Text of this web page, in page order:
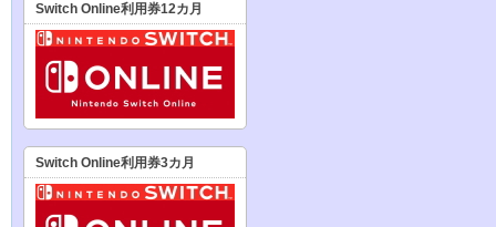
Switch Online利用券12カ月
Switch Online利用券3カ月